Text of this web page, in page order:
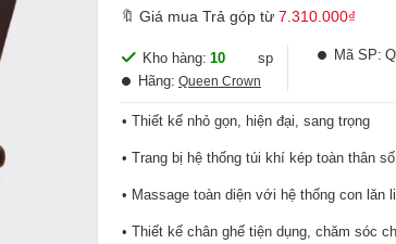
🔖 Giá mua Trả góp từ 7.310.000₫
Kho hàng: 10
sp
Hãng: Queen Crown
Mã SP:
• Thiết kế nhỏ gọn, hiện đại, sang trọng
• Trang bị hệ thống túi khí kép toàn thân
• Massage toàn diện với hệ thống con lăn
• Thiết kế chân ghế tiện dụng, chăm sóc